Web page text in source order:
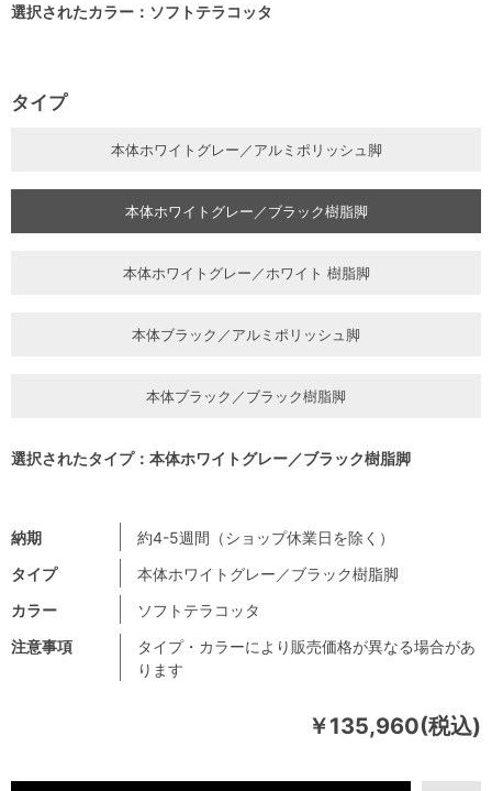
￥135,960(税込)
注意事項
タイプ・カラーにより販売価格が異なる場合があ
ります
納期
約4-5週間（ショップ休業日を除く）
タイプ
本体ホワイトグレー／ブラック樹脂脚
カラー
ソフトテラコッタ
選択されたカラー：ソフトテラコッタ
タイプ
本体ホワイトグレー／アルミポリッシュ脚
本体ホワイトグレー／ブラック樹脂脚
本体ホワイトグレー／ホワイト 樹脂脚
本体ブラック／アルミポリッシュ脚
本体ブラック／ブラック樹脂脚
選択されたタイプ：本体ホワイトグレー／ブラック樹脂脚